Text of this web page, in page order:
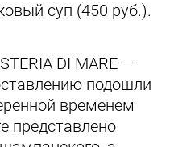
суп (450 руб.).
DI MARE —
подошли
временем
представлено